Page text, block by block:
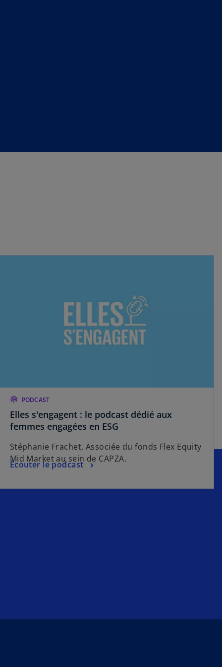
podcasts PODCAST
Elles s'engagent : le podcast dédié aux
femmes engagées en ESG
Stéphanie Frachet, Associée du fonds Flex Equity
Mid Market au sein de CAPZA.
Écouter le podcast